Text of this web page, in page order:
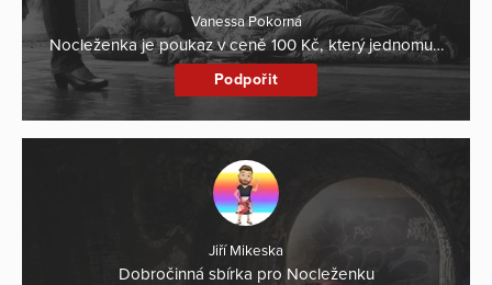
Vanessa Pokorná
Nocleženka je poukaz v ceně 100 Kč, který jednomu…
Podpořit
Jiří Mikeska
Dobročinná sbírka pro Nocleženku